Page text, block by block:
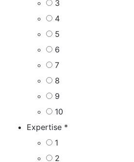
3
4
5
6
7
8
9
10
Expertise *
1
2